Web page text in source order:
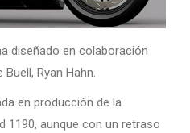
diseñado en colaboración
Ryan Hahn.
en producción de la
1190, aunque con un retraso